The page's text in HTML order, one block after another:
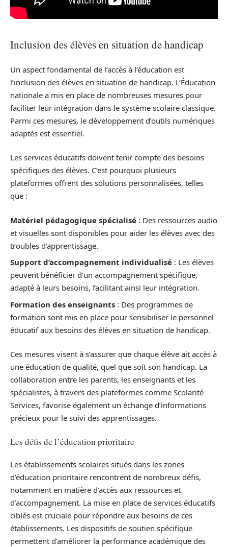
Inclusion des élèves en situation de handicap
Un aspect fondamental de l’accès à l’éducation est
l’inclusion des élèves en situation de handicap. L’Éducation
nationale a mis en place de nombreuses mesures pour
faciliter leur intégration dans le système scolaire classique.
Parmi ces mesures, le développement d’outils numériques
adaptés est essentiel.
Les services éducatifs doivent tenir compte des besoins
spécifiques des élèves. C’est pourquoi plusieurs
plateformes offrent des solutions personnalisées, telles
que :
Matériel pédagogique spécialisé : Des ressources audio
et visuelles sont disponibles pour aider les élèves avec des
troubles d’apprentissage.
Support d’accompagnement individualisé : Les élèves
peuvent bénéficier d’un accompagnement spécifique,
adapté à leurs besoins, facilitant ainsi leur intégration.
Formation des enseignants : Des programmes de
formation sont mis en place pour sensibiliser le personnel
éducatif aux besoins des élèves en situation de handicap.
Ces mesures visent à s’assurer que chaque élève ait accès à
une éducation de qualité, quel que soit son handicap. La
collaboration entre les parents, les enseignants et les
spécialistes, à travers des plateformes comme Scolarité
Services, favorise également un échange d’informations
précieux pour le suivi des apprentissages.
Les défis de l’éducation prioritaire
Les établissements scolaires situés dans les zones
d’éducation prioritaire rencontrent de nombreux défis,
notamment en matière d’accès aux ressources et
d’accompagnement. La mise en place de services éducatifs
ciblés est cruciale pour répondre aux besoins de ces
établissements. Les dispositifs de soutien spécifique
permettent d’améliorer la performance académique des